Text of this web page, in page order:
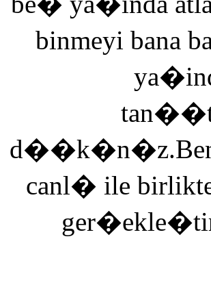
binmeyi bana
canl� ile